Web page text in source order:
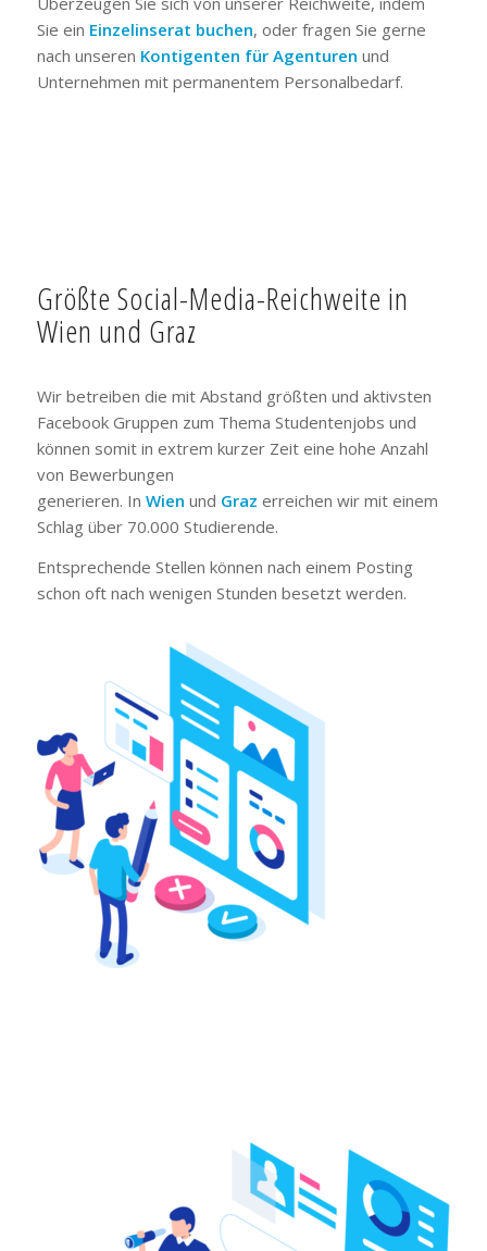
Sie ein Einzelinserat buchen, oder fragen Sie gerne
nach unseren Kontigenten für Agenturen und
Unternehmen mit permanentem Personalbedarf.
Größte Social-Media-Reichweite in
Wien und Graz
Wir betreiben die mit Abstand größten und aktivsten
Facebook Gruppen zum Thema Studentenjobs und
können somit in extrem kurzer Zeit eine hohe Anzahl
von Bewerbungen
generieren. In Wien und Graz erreichen wir mit einem
Schlag über 70.000 Studierende.
Entsprechende Stellen können nach einem Posting
schon oft nach wenigen Stunden besetzt werden.